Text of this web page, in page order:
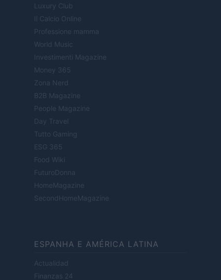
Luxury Club
Il Calcio Online
Professione mamma
World Music
Investimenti Magazine
Money 365
Zona Nerd
B2B Magazine
People Magazine
Day Travel
Tutto Gaming
ESG 365
Food Wiki
FuturoDonna
HomeMagazine
SecondHomeMagazine
ESPANHA E AMÉRICA LATINA
Actualidad
Finanzas 24